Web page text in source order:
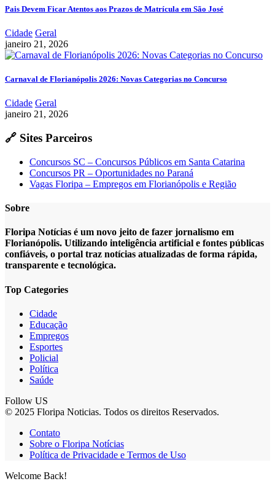
Pais Devem Ficar Atentos aos Prazos de Matrícula em São José
Cidade Geral
janeiro 21, 2026
Carnaval de Florianópolis 2026: Novas Categorias no Concurso
Cidade Geral
janeiro 21, 2026
🔗 Sites Parceiros
Concursos SC – Concursos Públicos em Santa Catarina
Concursos PR – Oportunidades no Paraná
Vagas Floripa – Empregos em Florianópolis e Região
Sobre
Floripa Notícias é um novo jeito de fazer jornalismo em
Florianópolis. Utilizando inteligência artificial e fontes públicas
confiáveis, o portal traz notícias atualizadas de forma rápida,
transparente e tecnológica.
Top Categories
Cidade
Educação
Empregos
Esportes
Policial
Política
Saúde
Follow US
© 2025 Floripa Noticias. Todos os direitos Reservados.
Contato
Sobre o Floripa Notícias
Política de Privacidade e Termos de Uso
Welcome Back!